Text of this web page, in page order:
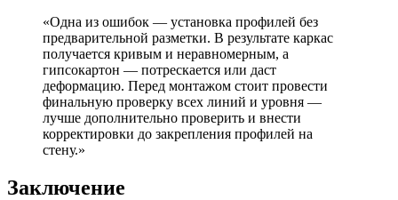
«Одна из ошибок — установка профилей без
предварительной разметки. В результате каркас
получается кривым и неравномерным, а
гипсокартон — потрескается или даст
деформацию. Перед монтажом стоит провести
финальную проверку всех линий и уровня —
лучше дополнительно проверить и внести
корректировки до закрепления профилей на
стену.»
Заключение